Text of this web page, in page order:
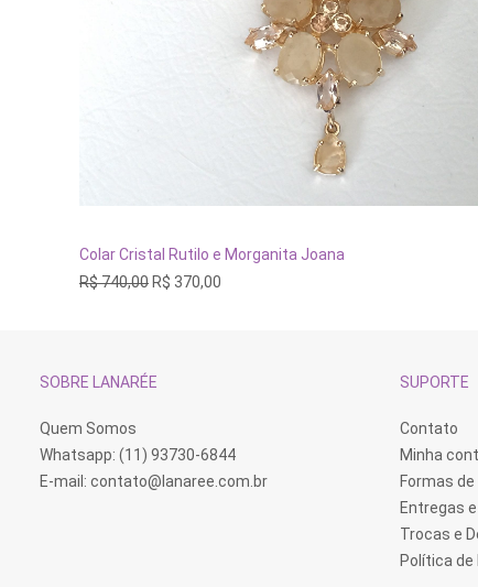
ADICIONAR AO CARRINHO
Colar Cristal Rutilo e Morganita Joana
R$740,00OR$ 370,00
SOBRE LANARÉE
Quem Somos
Whatsapp: (11) 93730-6844
E-mail: contato@lanaree.com.br
SUPORTE
Contato
Minha
Formas
Entregas
Trocas e
Política de